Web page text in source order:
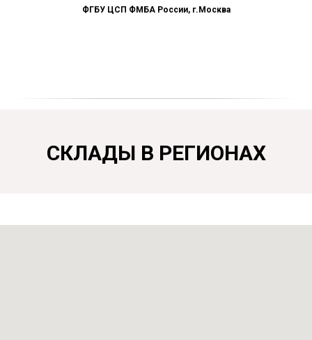
ФГБУ ЦСП ФМБА России, г.Москва
СКЛАДЫ В РЕГИОНАХ